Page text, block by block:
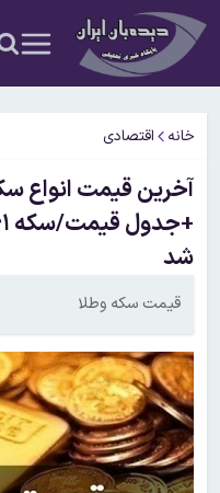
خانه اقتصادی
شد
قیمت سکه وطلا